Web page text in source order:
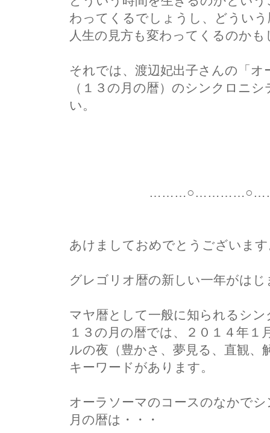
わってくるでしょうし、どうい
人生の見方も変わってくるのか
それでは、渡辺妃出子さんの「
（１３の月の暦）のシンクロニ
い。
あけましておめでとうございま
グレゴリオ暦の新しい一年がは
マヤ暦として一般に知られるシ
１３の月の暦では、２０１４年
ルの夜（豊かさ、夢見る、直観
キーワードがあります。
オーラソーマのコースのなかで
月の暦は・・・